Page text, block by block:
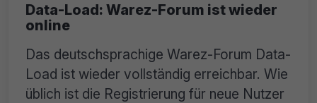
Data-Load: Warez-Forum ist wieder
online
Das deutschsprachige Warez-Forum Data-
Load ist wieder vollständig erreichbar. Wie
üblich ist die Registrierung für neue Nutzer